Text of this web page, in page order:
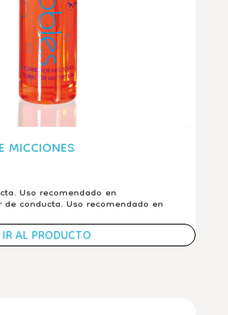
MICCIONES
Uso recomendado en
de conducta. Uso recomendado en
IR AL PRODUCTO